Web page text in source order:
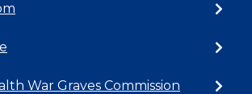
War Graves Commission